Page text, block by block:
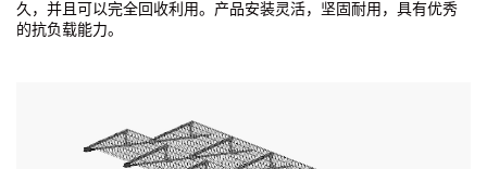
久，并且可以完全回收利用。产品安装灵活，坚固耐用，具有优秀
的抗负载能力。